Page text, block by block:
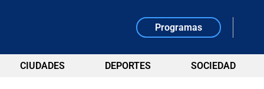
Programas
CIUDADES DEPORTES SOCIEDAD